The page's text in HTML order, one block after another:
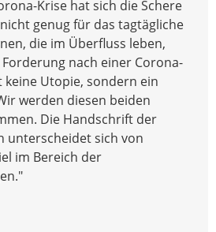
Krise hat sich die Schere
genug für das tagtägliche
die im Überfluss leben,
nach einer Corona-
keine Utopie, sondern ein
werden diesen beiden
Die Handschrift der
unterscheidet sich von
im Bereich der